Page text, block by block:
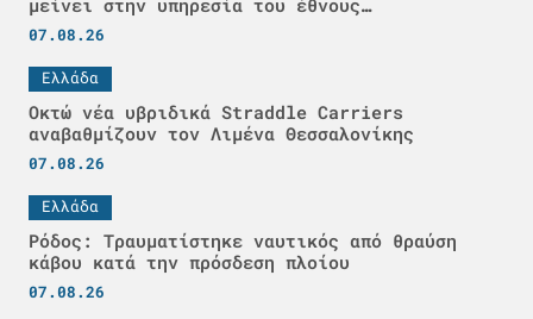
μείνει στην υπηρεσία του έθνους…
07.08.26
Ελλάδα
Οκτώ νέα υβριδικά Straddle Carriers
αναβαθμίζουν τον Λιμένα Θεσσαλονίκης
07.08.26
Ελλάδα
Ρόδος: Τραυματίστηκε ναυτικός από θραύση
κάβου κατά την πρόσδεση πλοίου
07.08.26